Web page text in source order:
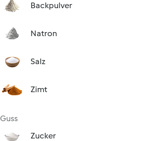
Backpulver
Natron
Salz
Zimt
Guss
Zucker